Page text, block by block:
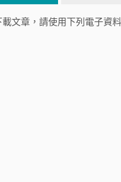
載文章，請使用下列電子資